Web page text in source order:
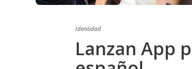
Identidad
Lanzan App